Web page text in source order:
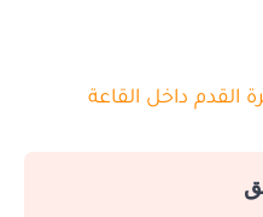
القدم داخل القاعة